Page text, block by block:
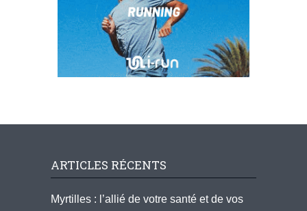
ARTICLES RÉCENTS
Myrtilles : l’allié de votre santé et de vos